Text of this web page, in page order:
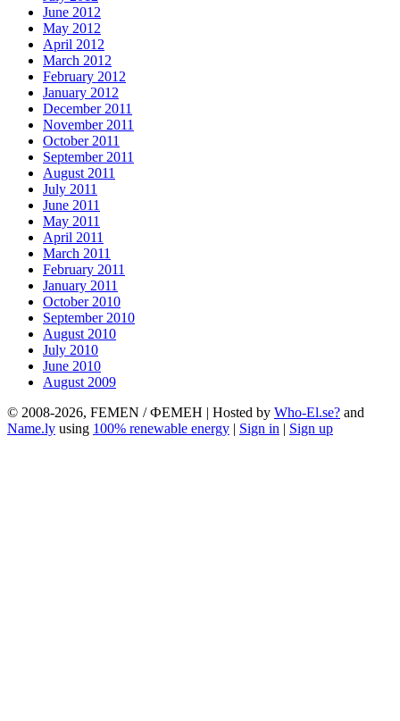
June 2012
May 2012
April 2012
March 2012
February 2012
January 2012
December 2011
November 2011
October 2011
September 2011
August 2011
July 2011
June 2011
May 2011
April 2011
March 2011
February 2011
January 2011
October 2010
September 2010
August 2010
July 2010
June 2010
August 2009
© 2008-2026, FEMEN / ФЕМЕН | Hosted by Who-El.se? and
Name.ly using 100% renewable energy | Sign in | Sign up